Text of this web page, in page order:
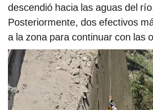
descendió hacia las aguas del
Posteriormente, dos efectivos
a la zona para continuar con las